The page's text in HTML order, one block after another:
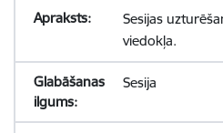
Sesijas
viedokļa.
Sesija